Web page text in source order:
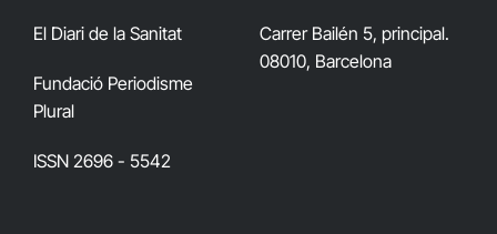
El Diari de la Sanitat
Fundació Periodisme
Plural
ISSN 2696 - 5542
Carrer Bailén 5, principal.
08010, Barcelona